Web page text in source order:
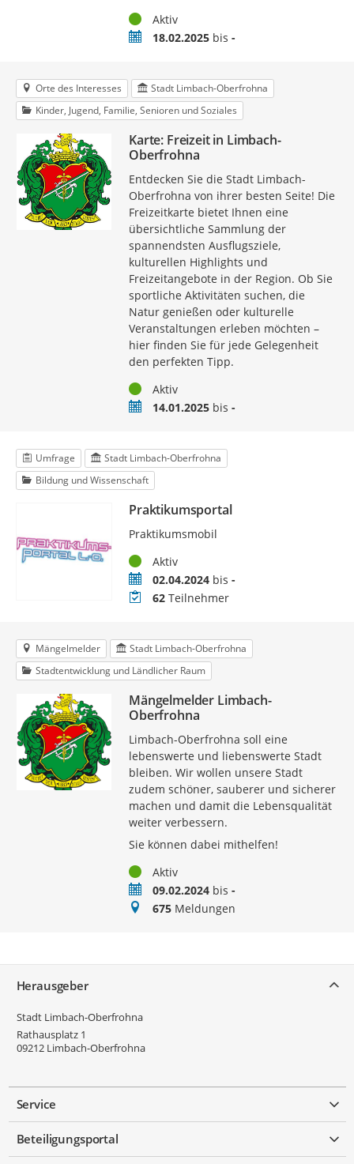
StatusAktiv
Zeitraum18.02.2025bis -
Orte des Interesses
Stadt Limbach-Oberfrohna
Kinder, Jugend, Familie, Senioren und Soziales
Karte: Freizeit in Limbach-
Oberfrohna
Entdecken Sie die Stadt Limbach-
Oberfrohna von ihrer besten Seite! Die
Freizeitkarte bietet Ihnen eine
übersichtliche Sammlung der
spannendsten Ausflugsziele,
kulturellen Highlights und
Freizeitangebote in der Region. Ob Sie
sportliche Aktivitäten suchen, die
Natur genießen oder kulturelle
Veranstaltungen erleben möchten –
hier finden Sie für jede Gelegenheit
den perfekten Tipp.
StatusAktiv
Zeitraum14.01.2025bis -
Umfrage
Stadt Limbach-Oberfrohna
Bildung und Wissenschaft
Praktikumsportal
Praktikumsmobil
StatusAktiv
Zeitraum02.04.2024bis -
Teilnehmer
62Teilnehmer
Mängelmelder
Stadt Limbach-Oberfrohna
Stadtentwicklung und Ländlicher Raum
Mängelmelder Limbach-
Oberfrohna
Limbach-Oberfrohna soll eine
lebenswerte und liebenswerte Stadt
bleiben. Wir wollen unsere Stadt
zudem schöner, sauberer und sicherer
machen und damit die Lebensqualität
weiter verbessern.
Sie können dabei mithelfen!
StatusAktiv
Zeitraum09.02.2024bis -
Meldungen
675Meldungen
Herausgeber
Stadt Limbach-Oberfrohna
Rathausplatz 1
09212 Limbach-Oberfrohna
Service
Beteiligungsportal